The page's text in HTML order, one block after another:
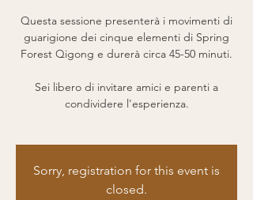
Questa sessione presenterà i movimenti di
guarigione dei cinque elementi di Spring
Forest Qigong e durerà circa 45-50 minuti.
Sei libero di invitare amici e parenti a
condividere l'esperienza.
Sorry, registration for this event is
closed.